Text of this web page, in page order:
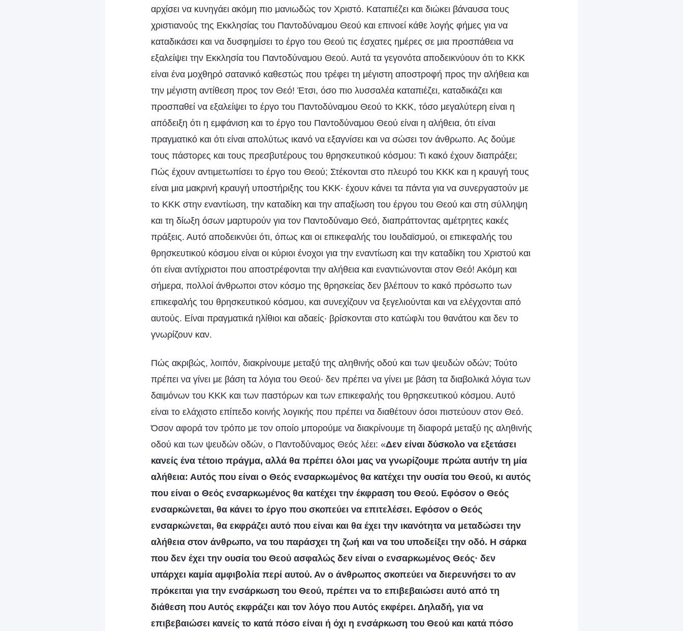
αρχίσει να κυνηγάει ακόμη πιο μανιωδώς τον Χριστό. Καταπιέζει και διώκει βάναυσα τους
χριστιανούς της Εκκλησίας του Παντοδύναμου Θεού και επινοεί κάθε λογής φήμες για να
καταδικάσει και να δυσφημίσει το έργο του Θεού τις έσχατες ημέρες σε μια προσπάθεια να
εξαλείψει την Εκκλησία του Παντοδύναμου Θεού. Αυτά τα γεγονότα αποδεικνύουν ότι το ΚΚΚ
είναι ένα μοχθηρό σατανικό καθεστώς που τρέφει τη μέγιστη αποστροφή προς την αλήθεια και
την μέγιστη αντίθεση προς τον Θεό! Έτσι, όσο πιο λυσσαλέα καταπιέζει, καταδικάζει και
προσπαθεί να εξαλείψει το έργο του Παντοδύναμου Θεού το ΚΚΚ, τόσο μεγαλύτερη είναι η
απόδειξη ότι η εμφάνιση και το έργο του Παντοδύναμου Θεού είναι η αλήθεια, ότι είναι
πραγματικό και ότι είναι απολύτως ικανό να εξαγνίσει και να σώσει τον άνθρωπο. Ας δούμε
τους πάστορες και τους πρεσβυτέρους του θρησκευτικού κόσμου: Τι κακό έχουν διαπράξει;
Πώς έχουν αντιμετωπίσει το έργο του Θεού; Στέκονται στο πλευρό του ΚΚΚ και η κραυγή τους
είναι μια μακρινή κραυγή υποστήριξης του ΚΚΚ· έχουν κάνει τα πάντα για να συνεργαστούν με
το ΚΚΚ στην εναντίωση, την καταδίκη και την απαξίωση του έργου του Θεού και στη σύλληψη
και τη δίωξη όσων μαρτυρούν για τον Παντοδύναμο Θεό, διαπράττοντας αμέτρητες κακές
πράξεις. Αυτό αποδεικνύει ότι, όπως και οι επικεφαλής του Ιουδαϊσμού, οι επικεφαλής του
θρησκευτικού κόσμου είναι οι κύριοι ένοχοι για την εναντίωση και την καταδίκη του Χριστού και
ότι είναι αντίχριστοι που αποστρέφονται την αλήθεια και εναντιώνονται στον Θεό! Ακόμη και
σήμερα, πολλοί άνθρωποι στον κόσμο της θρησκείας δεν βλέπουν το κακό πρόσωπο των
επικεφαλής του θρησκευτικού κόσμου, και συνεχίζουν να ξεγελιούνται και να ελέγχονται από
αυτούς. Είναι πραγματικά ηλίθιοι και αδαείς· βρίσκονται στο κατώφλι του θανάτου και δεν το
γνωρίζουν καν.
Πώς ακριβώς, λοιπόν, διακρίνουμε μεταξύ της αληθινής οδού και των ψευδών οδών; Τούτο
πρέπει να γίνει με βάση τα λόγια του Θεού· δεν πρέπει να γίνει με βάση τα διαβολικά λόγια των
δαιμόνων του ΚΚΚ και των παστόρων και των επικεφαλής του θρησκευτικού κόσμου. Αυτό
είναι το ελάχιστο επίπεδο κοινής λογικής που πρέπει να διαθέτουν όσοι πιστεύουν στον Θεό.
Όσον αφορά τον τρόπο με τον οποίο μπορούμε να διακρίνουμε τη διαφορά μεταξύ ης αληθινής
οδού και των ψευδών οδών, ο Παντοδύναμος Θεός λέει: «Δεν είναι δύσκολο να εξετάσει
κανείς ένα τέτοιο πράγμα, αλλά θα πρέπει όλοι μας να γνωρίζουμε πρώτα αυτήν τη μία
αλήθεια: Αυτός που είναι ο Θεός ενσαρκωμένος θα κατέχει την ουσία του Θεού, κι αυτός
που είναι ο Θεός ενσαρκωμένος θα κατέχει την έκφραση του Θεού. Εφόσον ο Θεός
ενσαρκώνεται, θα κάνει το έργο που σκοπεύει να επιτελέσει. Εφόσον ο Θεός
ενσαρκώνεται, θα εκφράζει αυτό που είναι και θα έχει την ικανότητα να μεταδώσει την
αλήθεια στον άνθρωπο, να του παράσχει τη ζωή και να του υποδείξει την οδό. Η σάρκα
που δεν έχει την ουσία του Θεού ασφαλώς δεν είναι ο ενσαρκωμένος Θεός· δεν
υπάρχει καμία αμφιβολία περί αυτού. Αν ο άνθρωπος σκοπεύει να διερευνήσει το αν
πρόκειται για την ενσάρκωση του Θεού, πρέπει να το επιβεβαιώσει αυτό από τη
διάθεση που Αυτός εκφράζει και τον λόγο που Αυτός εκφέρει. Δηλαδή, για να
επιβεβαιώσει κανείς το κατά πόσο είναι ή όχι η ενσάρκωση του Θεού και κατά πόσο